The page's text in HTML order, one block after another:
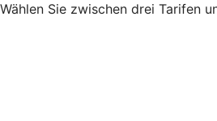
Wählen Sie zwischen drei Tarifen